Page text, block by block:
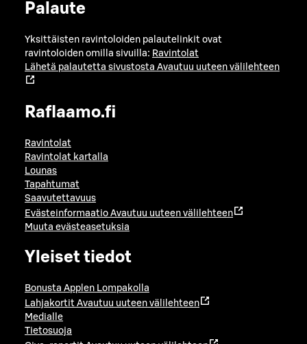
Palaute
Yksittäisten ravintoloiden palautelinkit ovat
ravintoloiden omilla sivuilla: Ravintolat
Lähetä palautetta sivustosta Avautuu uuteen välilehteen
Raflaamo.fi
Ravintolat
Ravintolat kartalla
Lounas
Tapahtumat
Saavutettavuus
Evästeinformaatio Avautuu uuteen välilehteen
Muuta evästeasetuksia
Yleiset tiedot
Bonusta Applen Lompakolla
Lahjakortit Avautuu uuteen välilehteen
Medialle
Tietosuoja